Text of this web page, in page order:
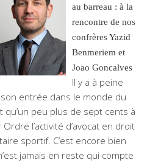
au barreau : à la
rencontre de nos
confrères Yazid
Benmeriem et
Joao Goncalves
Il y a à peine
entrée dans le monde du
qu’un peu plus de sept cents à
l’activité d’avocat en droit
sportif. C’est encore bien
jamais en reste qui compte